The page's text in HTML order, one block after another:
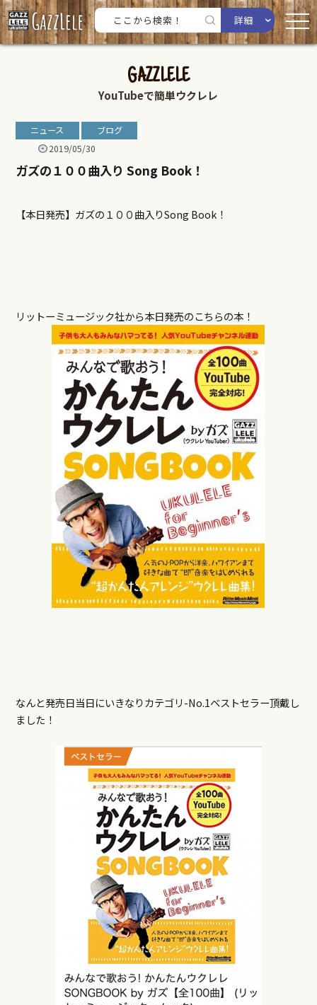
詳細
GAZZLELE
YouTubeで簡単ウクレレ
ニュース
ブログ
2019/05/30
ガズの１００曲入り Song Book！
【本日発売】ガズの１００曲入りSong Book！
リットーミュージック社から本日発売のこちらの本！
なんと発売日当日にいきなりカテゴリ-No.1ベストセラー頂戴し
ました！